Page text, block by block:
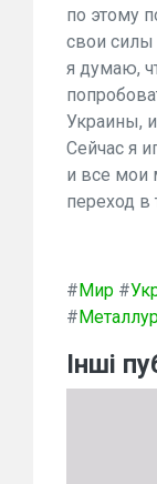
по этому
свои силы
я думаю,
Украины,
Сейчас я
и все мои
переход в
#Мир #
#
Інші